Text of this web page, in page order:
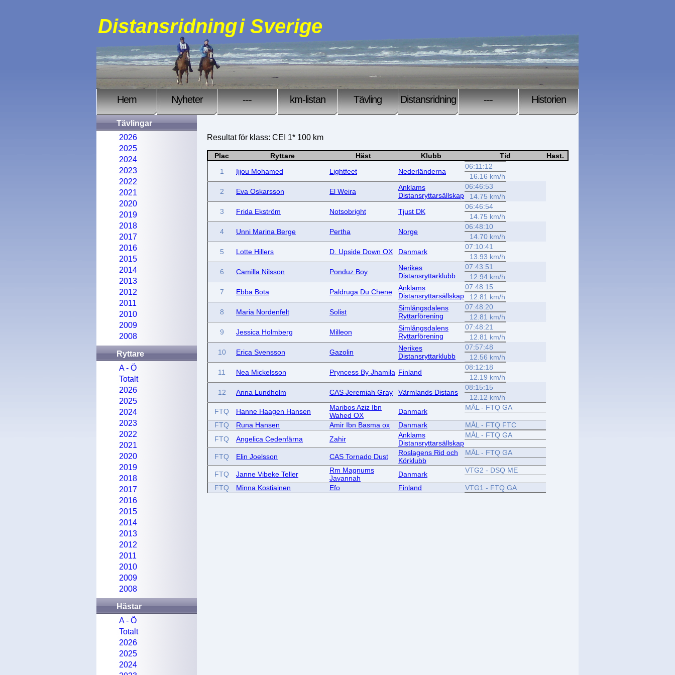
Distansridningi Sverige
Hem Nyheter --- km-listan Tävling Distansridning --- Historien
Resultat för klass: CEI 1* 100 km
Plac Ryttare Häst Klubb Tid
Hast.
1
Ijjou Mohamed Lightfeet Nederländerna
06:11:12
16.16 km/h
2
Eva Oskarsson El Weira
Anklams
Distansryttarsällskap
06:46:53
14.75 km/h
3
Frida Ekström Notsobright Tjust DK
06:46:54
14.75 km/h
4
Unni Marina Berge Pertha Norge
06:48:10
14.70 km/h
5
Lotte Hillers D. Upside Down OX Danmark
07:10:41
13.93 km/h
6
Camilla Nilsson Ponduz Boy
Nerikes
Distansryttarklubb
07:43:51
12.94 km/h
7
Ebba Bota Paldruga Du Chene
Anklams
Distansryttarsällskap
07:48:15
12.81 km/h
8
Maria Nordenfelt Solist
Simlångsdalens
Ryttarförening
07:48:20
12.81 km/h
9
Jessica Holmberg Milleon
Simlångsdalens
Ryttarförening
07:48:21
12.81 km/h
10
Erica Svensson Gazolin
Nerikes
Distansryttarklubb
07:57:48
12.56 km/h
11
Nea Mickelsson Pryncess By Jhamila Finland
08:12:18
12.19 km/h
12
Anna Lundholm CAS Jeremiah Gray Värmlands Distans
08:15:15
12.12 km/h
FTQ
Hanne Haagen Hansen
Maribos Aziz Ibn
Wahed OX
Danmark MÅL - FTQ GA
FTQ Runa Hansen Amir Ibn Basma ox Danmark
MÅL - FTQ FTC
FTQ
Angelica Cedenfärna Zahir
Anklams
Distansryttarsällskap
MÅL - FTQ GA
FTQ Elin Joelsson CAS Tornado Dust
Roslagens Rid och
Körklubb
MÅL - FTQ GA
FTQ Janne Vibeke Teller
Rm Magnums
Javannah
Danmark VTG2 - DSQ ME
FTQ Minna Kostiainen Efo Finland VTG1 - FTQ GA
Tävlingar
2026
2025
2024
2023
2022
2021
2020
2019
2018
2017
2016
2015
2014
2013
2012
2011
2010
2009
2008
Ryttare
A - Ö
Totalt
2026
2025
2024
2023
2022
2021
2020
2019
2018
2017
2016
2015
2014
2013
2012
2011
2010
2009
2008
Hästar
A - Ö
Totalt
2026
2025
2024